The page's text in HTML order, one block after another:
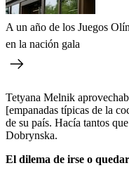
A un año de los Juegos
en la nación gala
Tetyana Melnik
[empanadas típicas de la
de su país. Hacía tantos
Dobrynska.
El dilema de irse o